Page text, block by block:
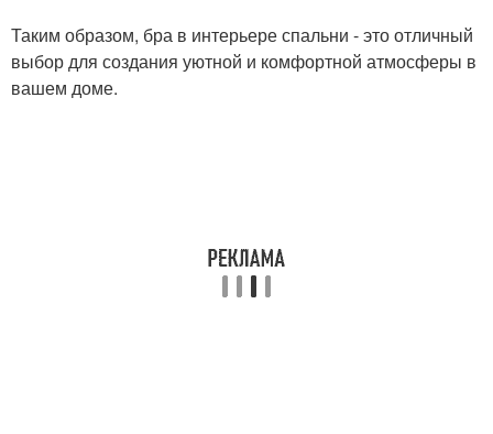
Таким образом, бра в интерьере спальни - это отличный
выбор для создания уютной и комфортной атмосферы в
вашем доме.